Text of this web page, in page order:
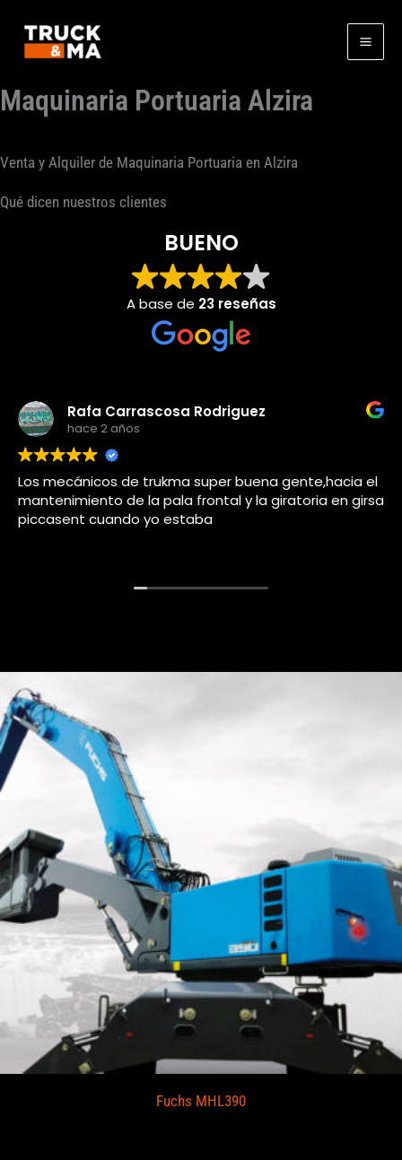
contenido
Maquinaria Portuaria Alzira
Venta y Alquiler de Maquinaria Portuaria en Alzira
Qué dicen nuestros clientes
BUENO
A base de 23 reseñas
gente,hacia el
la giratoria en girsa
Adolfo j llorems pastor
Este usuario solo dejó una
Fuchs MHL390